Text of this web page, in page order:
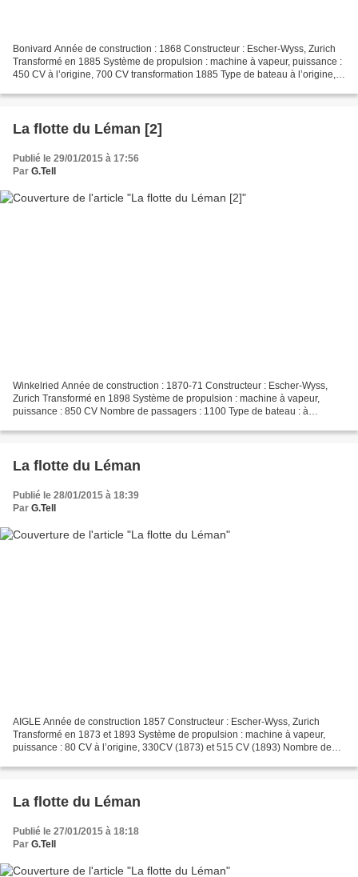
Bonivard Année de construction : 1868 Constructeur : Escher-Wyss, Zurich
Transformé en 1885 Système de propulsion : machine à vapeur, puissance :
450 CV à l’origine, 700 CV transformation 1885 Type de bateau à l’origine,
La flotte du Léman [2]
Publié le 29/01/2015 à 17:56
Par G.Tell
Winkelried Année de construction : 1870-71 Constructeur : Escher-Wyss,
Zurich Transformé en 1898 Système de propulsion : machine à vapeur,
puissance : 850 CV Nombre de passagers : 1100 Type de bateau : à
La flotte du Léman
Publié le 28/01/2015 à 18:39
Par G.Tell
AIGLE Année de construction 1857 Constructeur : Escher-Wyss, Zurich
Transformé en 1873 et 1893 Système de propulsion : machine à vapeur,
puissance : 80 CV à l’origine, 330CV (1873) et 515 CV (1893) Nombre de
La flotte du Léman
Publié le 27/01/2015 à 18:18
Par G.Tell